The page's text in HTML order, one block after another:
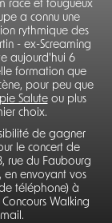
racé et fougueux
a connu une
rythmique des
- ex-Screaming
aujourd'hui 6
formation que
pour peu que
Saluteou plus
choix.
de gagner
le concert de
rue du Faubourg
en envoyant vos
téléphone) à
Walking